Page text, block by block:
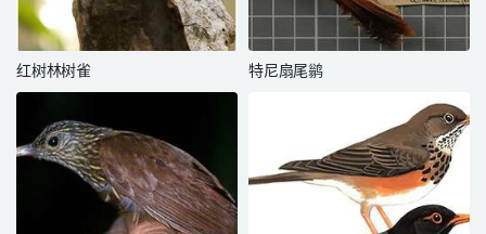
红树林树雀 特尼扇尾鹟